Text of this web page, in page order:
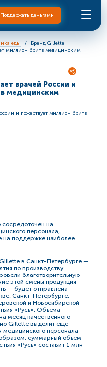
Поддержать деньгами
еды
Бренд Gillette
миллион бритв медицинским
врачей России и
медицинским
на
персонала,
на поддержке наиболее
в Санкт-Петербурге —
по производству
благотворительную
этой смены продукция —
— будет отправлена
Санкт-Петербурге,
и Новосибирской
«Русь». Объема
месяц качественного
Gillette выделит еще
медицинского персонала
суммарный объем
«Русь» составит 1 млн